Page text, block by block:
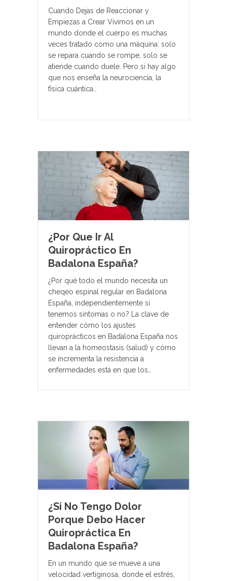
Cuando Dejas de Reaccionar y
Empiezas a Crear Vivimos en un
mundo donde el cuerpo es muchas
veces tratado como una máquina: solo
se repara cuando se rompe, solo se
atiende cuando duele. Pero si hay algo
que nos enseña la neurociencia, la
física cuántica…
¿Por Que Ir Al
Quiropráctico En
Badalona España?
¿Por qué todo el mundo necesita un
cheqeo espinal regular en Badalona
España, independientemente si
tenemos sintomas o no? La clave de
entender cómo los ajustes
quiroprácticos en Badalona España nos
llevan a la homeostasis (salud) y cómo
se incrementa la resistencia a
enfermedades está en que los…
¿Si No Tengo Dolor
Porque Debo Hacer
Quiropráctica En
Badalona España?
En un mundo que se mueve a una
velocidad vertiginosa, donde el estrés,